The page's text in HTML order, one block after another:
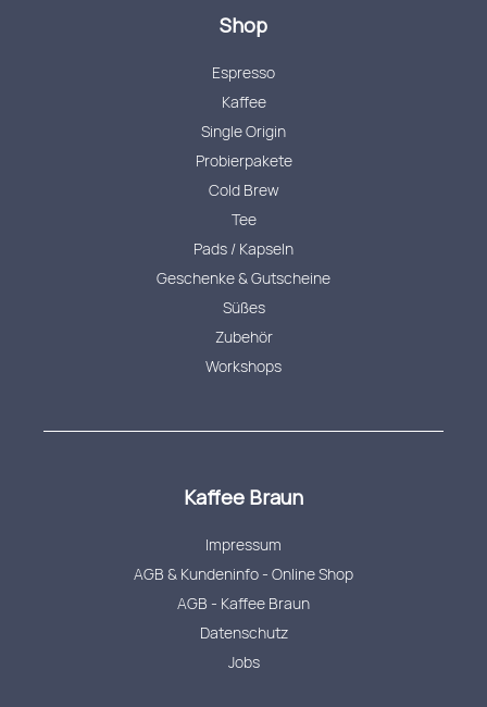
Shop
Espresso
Kaffee
Single Origin
Probierpakete
Cold Brew
Tee
Pads / Kapseln
Geschenke & Gutscheine
Süßes
Zubehör
Workshops
Kaffee Braun
Impressum
AGB & Kundeninfo - Online Shop
AGB - Kaffee Braun
Datenschutz
Jobs